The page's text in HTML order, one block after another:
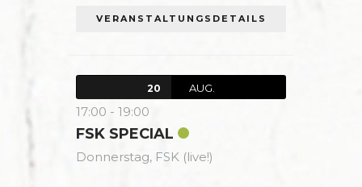
VERANSTALTUNGSDETAILS
20 AUG.
17:00 - 19:00
FSK SPECIAL
Donnerstag, FSK (live!)